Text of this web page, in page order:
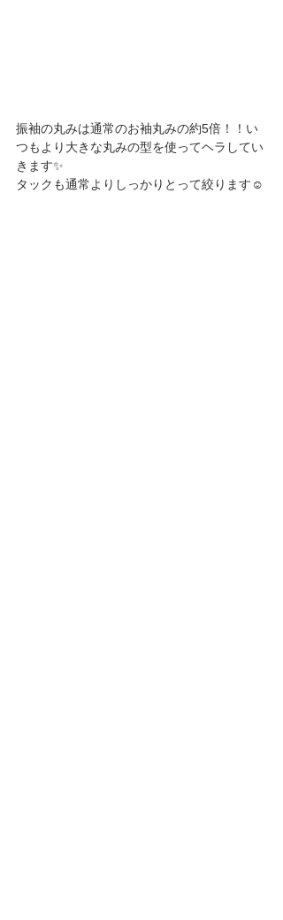
振袖の丸みは通常のお袖丸みの約5倍！！い
つもより大きな丸みの型を使ってヘラしてい
きます✨
タックも通常よりしっかりとって絞ります☺️